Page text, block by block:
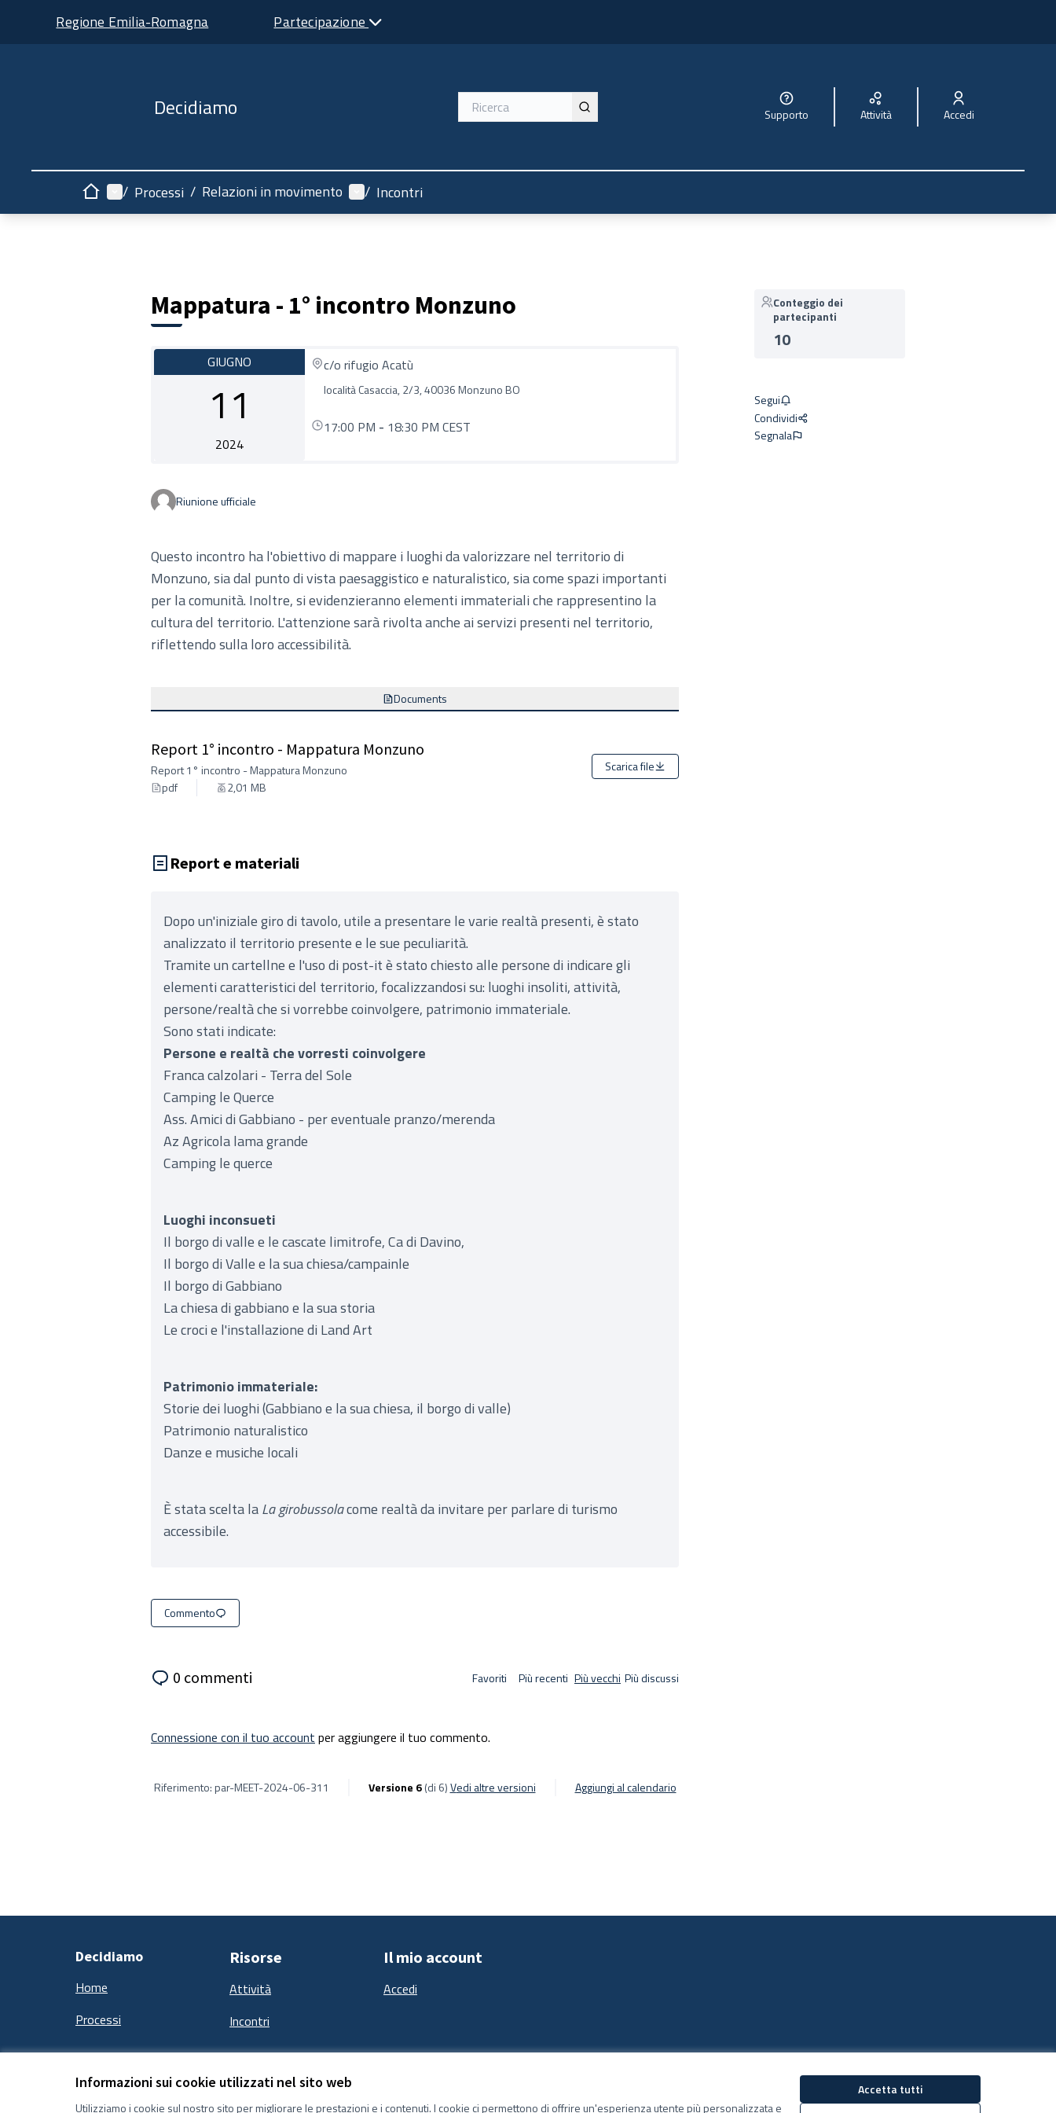
Informazioni sui cookie utilizzati nel sito web
Utilizziamo i cookie sul nostro sito per migliorare le prestazioni e i contenuti. I cookie ci permettono di offrire un'esperienza utente più personalizzata e
Accetta tutti
Regione Emilia-Romagna Partecipazione
Decidiamo Supporto Attività Accedi
HomeMenù principale
/ Processi / Relazioni in movimento Menù utente
/ Incontri
Mappatura - 1° incontro Monzuno
GIUGNO
11
2024
c/o rifugio Acatù
località Casaccia, 2/3, 40036 Monzuno BO
17:00 PM - 18:30 PM CEST
Riunione ufficiale
Questo incontro ha l'obiettivo di mappare i luoghi da valorizzare nel territorio di
Monzuno, sia dal punto di vista paesaggistico e naturalistico, sia come spazi importanti
per la comunità. Inoltre, si evidenzieranno elementi immateriali che rappresentino la
cultura del territorio. L'attenzione sarà rivolta anche ai servizi presenti nel territorio,
riflettendo sulla loro accessibilità.
Documents
Report 1° incontro - Mappatura Monzuno
Report 1° incontro - Mappatura Monzuno
pdf
2,01 MB
Scarica file
Report e materiali
Dopo un'iniziale giro di tavolo, utile a presentare le varie realtà presenti, è stato
analizzato il territorio presente e le sue peculiarità.
Tramite un cartellne e l'uso di post-it è stato chiesto alle persone di indicare gli
elementi caratteristici del territorio, focalizzandosi su: luoghi insoliti, attività,
persone/realtà che si vorrebbe coinvolgere, patrimonio immateriale.
Sono stati indicate:
Persone e realtà che vorresti coinvolgere
Franca calzolari - Terra del Sole
Camping le Querce
Ass. Amici di Gabbiano - per eventuale pranzo/merenda
Az Agricola lama grande
Camping le querce
Luoghi inconsueti
Il borgo di valle e le cascate limitrofe, Ca di Davino,
Il borgo di Valle e la sua chiesa/campainle
Il borgo di Gabbiano
La chiesa di gabbiano e la sua storia
Le croci e l'installazione di Land Art
Patrimonio immateriale:
Storie dei luoghi (Gabbiano e la sua chiesa, il borgo di valle)
Patrimonio naturalistico
Danze e musiche locali
È stata scelta laLa girobussolacome realtà da invitare per parlare di turismo
accessibile.
Commento
Conteggio dei
partecipanti
10
Segui
Condividi
Segnala
0 commenti Favoriti Più recenti Più vecchi Più discussi
Connessione con il tuo account per aggiungere il tuo commento.
Riferimento: par-MEET-2024-06-311 Versione 6(di 6) vedi altre versioni Aggiungi al calendario
Decidiamo
Home
Processi
Risorse
Attività
Incontri
Il mio account
Accedi